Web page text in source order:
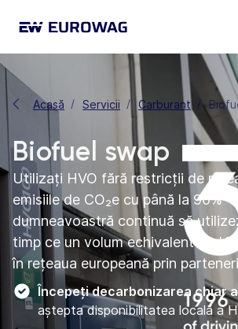
Acasă Servicii Carburant
Biofuel swap
Utilizați HVO fără restricții de
emisiile de CO₂e cu până la 90%
dumneavoastră continuă să
timp ce un volum echivalent de
în rețeaua europeană prin
Începeți decarbonizarea chiar
aștepta disponibilitatea locală a